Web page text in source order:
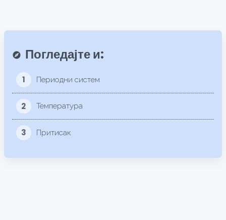
explore Погледајте и:
1 Периодни систем
2 Температура
3 Притисак